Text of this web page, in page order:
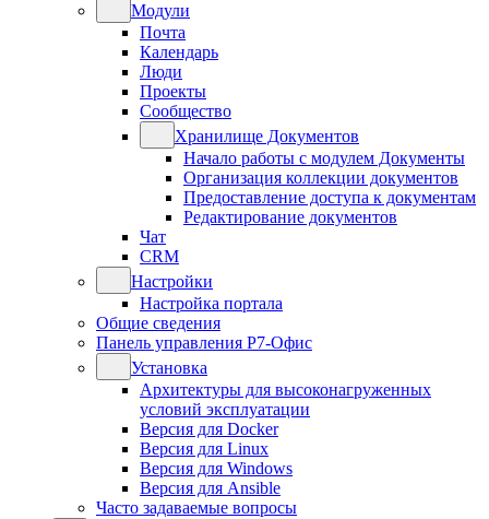
Модули
Почта
Календарь
Люди
Проекты
Сообщество
Хранилище Документов
Начало работы с модулем Документы
Организация коллекции документов
Предоставление доступа к документам
Редактирование документов
Чат
CRM
Настройки
Настройка портала
Общие сведения
Панель управления Р7-Офис
Установка
Архитектуры для высоконагруженных
условий эксплуатации
Версия для Docker
Версия для Linux
Версия для Windows
Версия для Ansible
Часто задаваемые вопросы